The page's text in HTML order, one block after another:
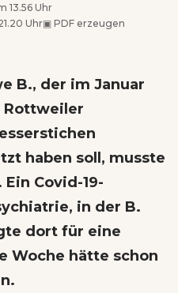
13.56 Uhr
Uhr▣ PDF erzeugen
B., der im Januar
Rottweiler
haben soll, musste
Covid-19-
in der B.
dort für eine
Woche hätte schon